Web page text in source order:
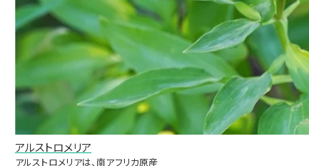
アルストロメリア
アルストロメリアは、南アフリカ原産